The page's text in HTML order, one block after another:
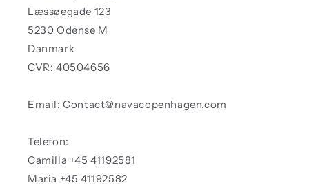
Læssøegade 123
5230 Odense M
Danmark
CVR: 40504656
Email: Contact@navacopenhagen.com
Telefon:
Camilla +45 41192581
Maria +45 41192582